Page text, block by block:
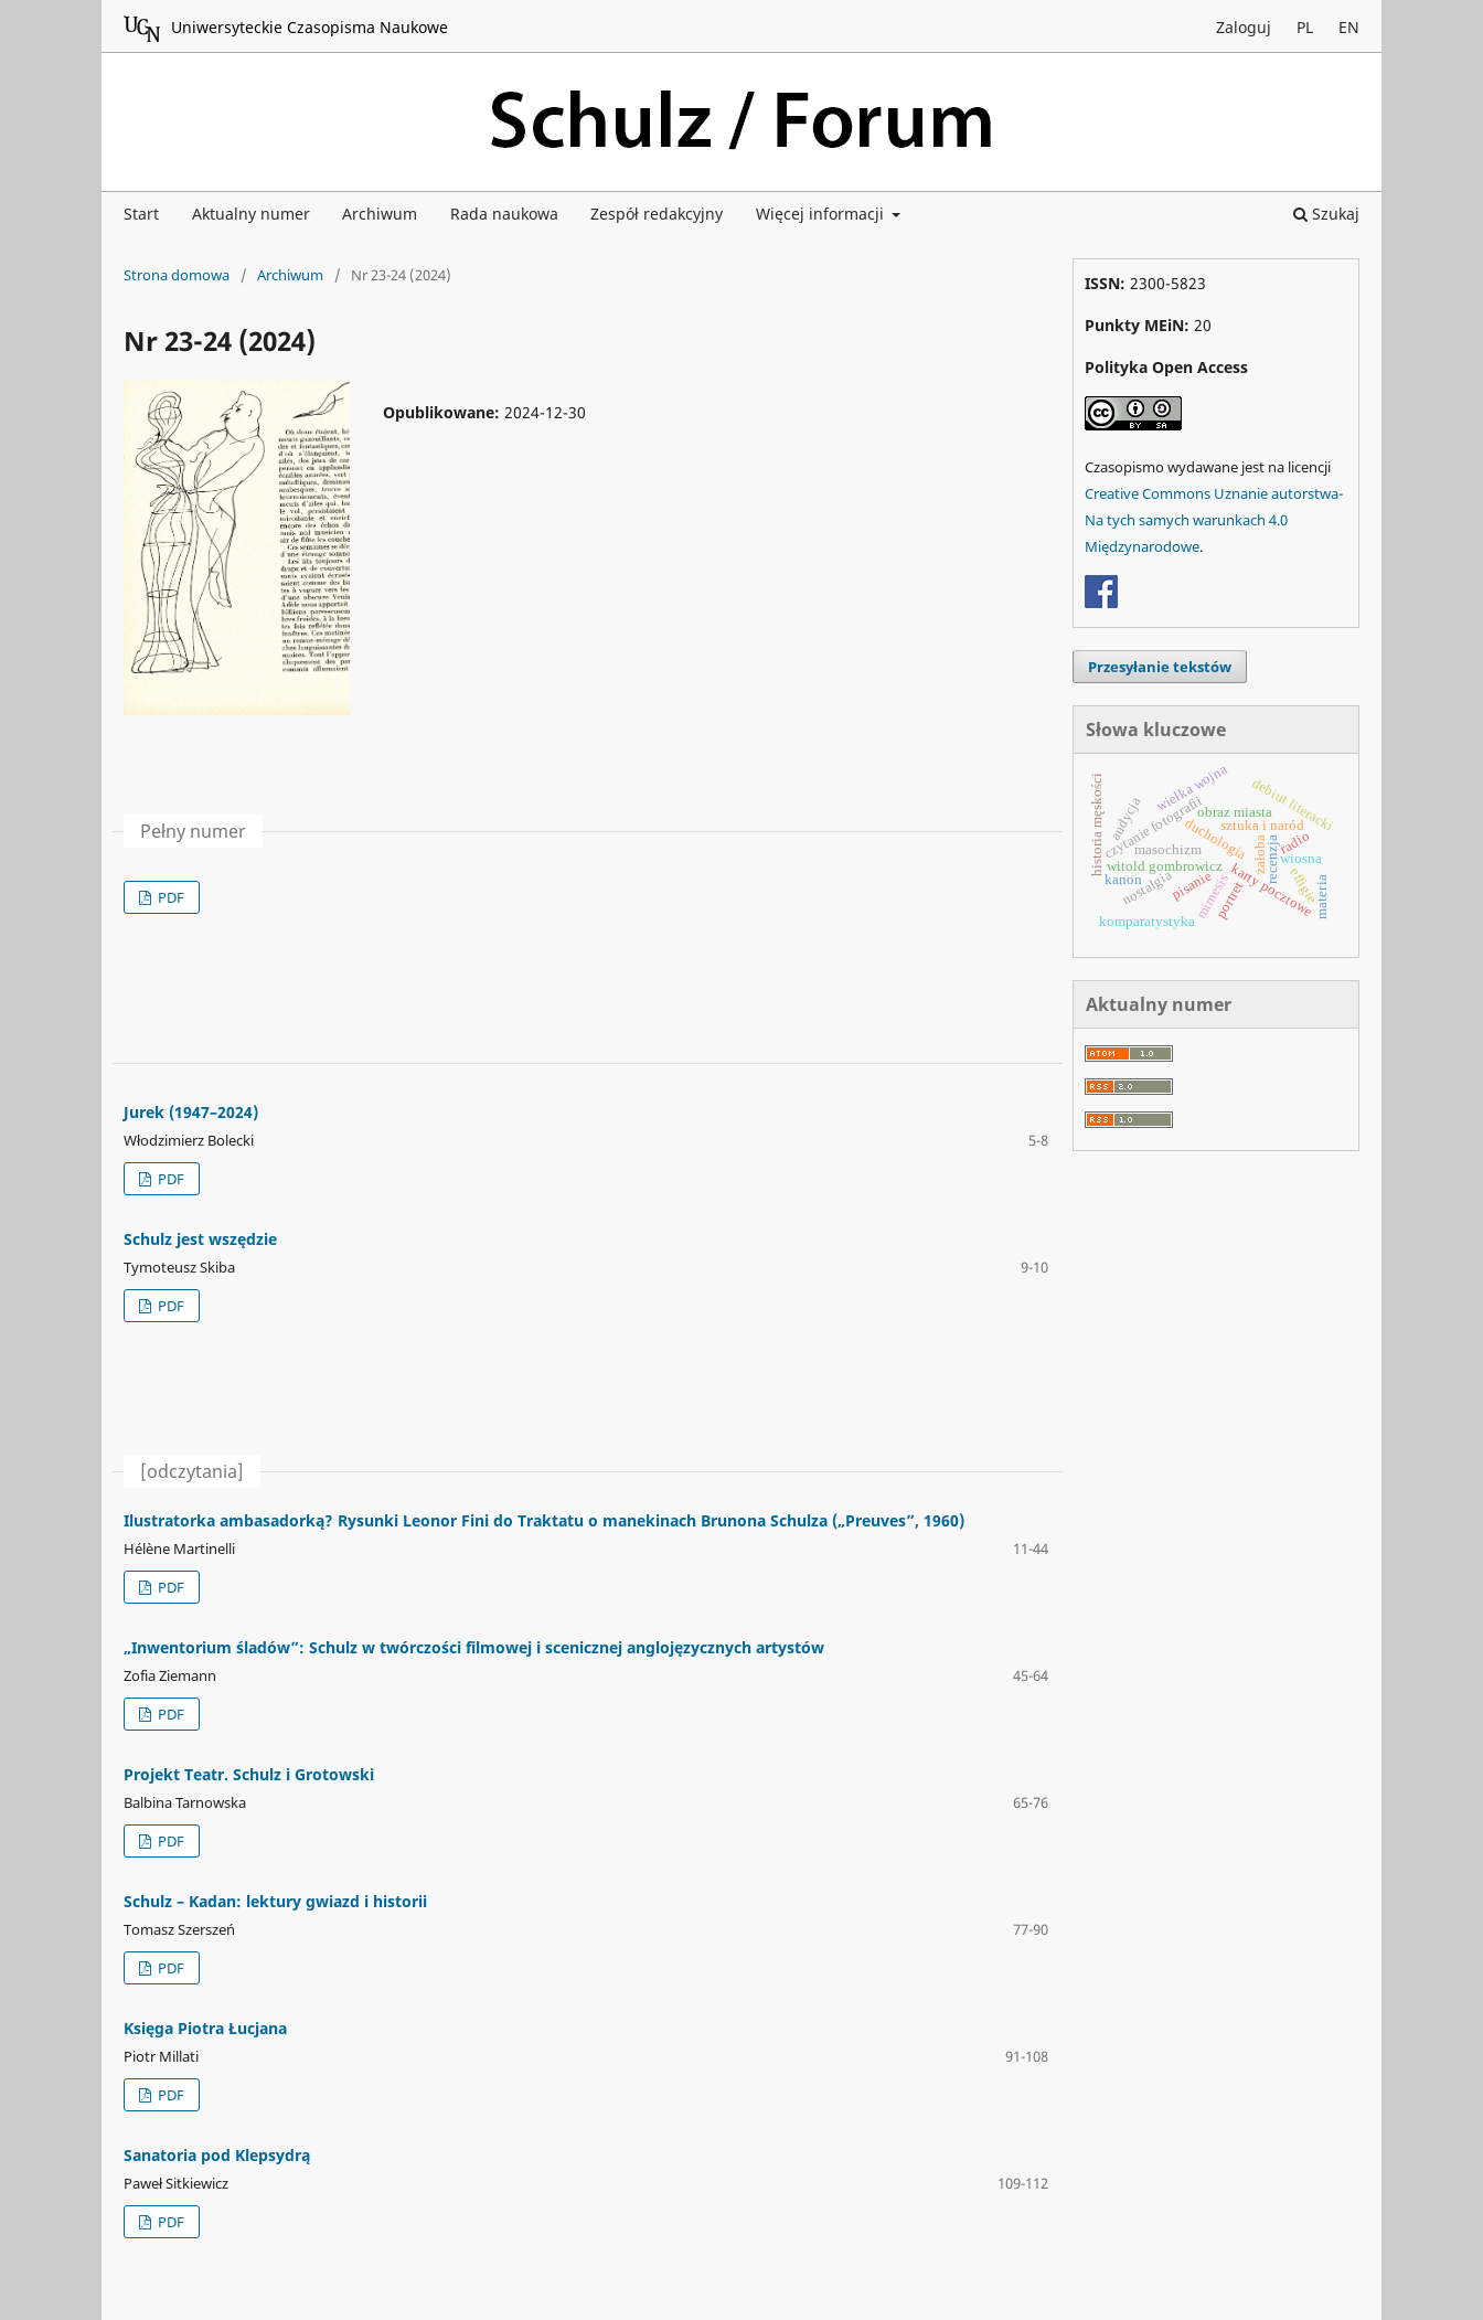
Start Aktualny numer Archiwum Rada naukowa Zespół redakcyjny Więcej informacji Szukaj
Zaloguj PL EN
Uniwersyteckie Czasopisma Naukowe
Strona domowa / Archiwum / Nr 23-24 (2024)
Nr 23-24 (2024)
Opublikowane: 2024-12-30
Pełny numer
PDF
Jurek (1947–2024)
Włodzimierz Bolecki
5-8
PDF
Schulz jest wszędzie
Tymoteusz Skiba
9-10
PDF
[odczytania]
Ilustratorka ambasadorką? Rysunki Leonor Fini do Traktatu o manekinach Brunona Schulza („Preuves”, 1960)
Hélène Martinelli
11-44
PDF
„Inwentorium śladów”: Schulz w twórczości filmowej i scenicznej anglojęzycznych artystów
Zofia Ziemann
45-64
PDF
Projekt Teatr. Schulz i Grotowski
Balbina Tarnowska
65-76
PDF
Schulz – Kadan: lektury gwiazd i historii
Tomasz Szerszeń
77-90
PDF
Księga Piotra Łucjana
Piotr Millati
91-108
PDF
Sanatoria pod Klepsydrą
Paweł Sitkiewicz
109-112
PDF
ISSN: 2300-5823
Punkty MEiN: 20
Polityka Open Access
Czasopismo wydawane jest na licencji
Creative Commons Uznanie autorstwa-
Na tych samych warunkach 4.0
Międzynarodowe.
Przesyłanie tekstów
Słowa kluczowe
sztuka i naród
masochizm
karty pocztowe
czytanie fotografiiobraz miasta
witold gombrowicz recenzja
żałoba
pisanie
debiut literacki
audycja
wielka wojna
historia męskości
mimesis
wiosna
duchologia
nostalgia
radio
portret effigie
komparatystyka
kanon materia
Aktualny numer